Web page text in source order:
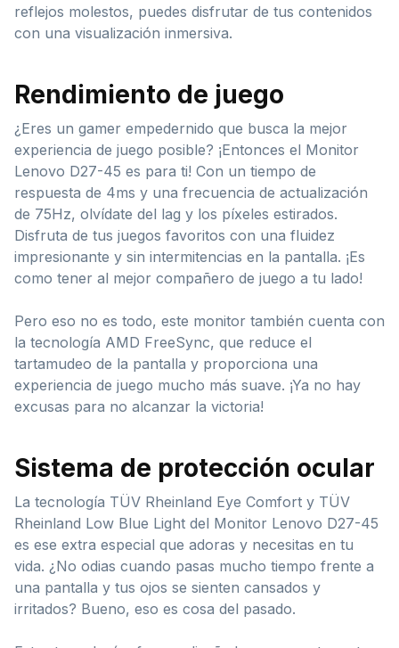
reflejos molestos, puedes disfrutar de tus contenidos
con una visualización inmersiva.
Rendimiento de juego
¿Eres un gamer empedernido que busca la mejor
experiencia de juego posible? ¡Entonces el Monitor
Lenovo D27-45 es para ti! Con un tiempo de
respuesta de 4ms y una frecuencia de actualización
de 75Hz, olvídate del lag y los píxeles estirados.
Disfruta de tus juegos favoritos con una fluidez
impresionante y sin intermitencias en la pantalla. ¡Es
como tener al mejor compañero de juego a tu lado!
Pero eso no es todo, este monitor también cuenta con
la tecnología AMD FreeSync, que reduce el
tartamudeo de la pantalla y proporciona una
experiencia de juego mucho más suave. ¡Ya no hay
excusas para no alcanzar la victoria!
Sistema de protección ocular
La tecnología TÜV Rheinland Eye Comfort y TÜV
Rheinland Low Blue Light del Monitor Lenovo D27-45
es ese extra especial que adoras y necesitas en tu
vida. ¿No odias cuando pasas mucho tiempo frente a
una pantalla y tus ojos se sienten cansados y
irritados? Bueno, eso es cosa del pasado.